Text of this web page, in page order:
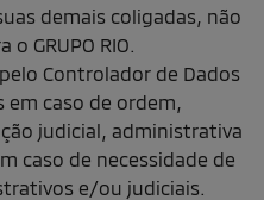
demais coligadas, não
GRUPO RIO.
Controlador de Dados
caso de ordem,
judicial, administrativa
caso de necessidade de
e/ou judiciais.